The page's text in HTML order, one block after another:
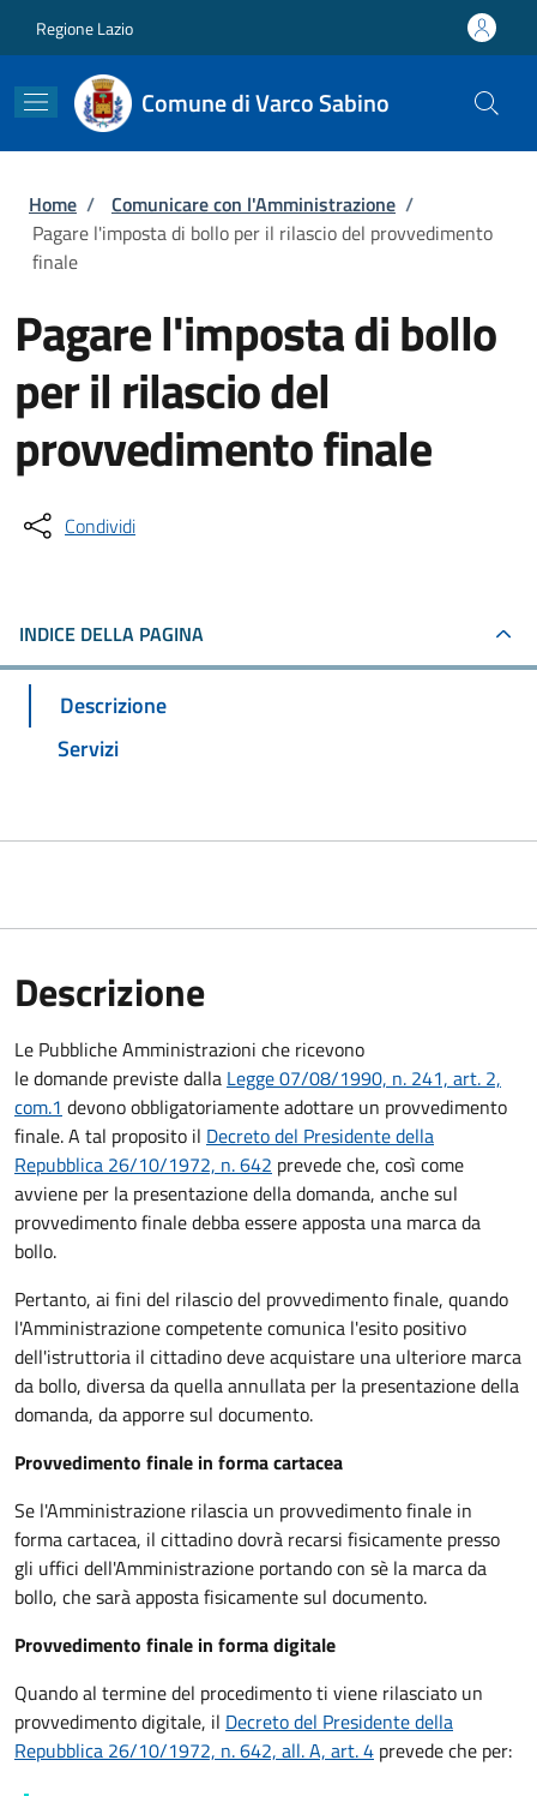
Regione Lazio
Comune di Varco Sabino
Briciole di pane
Home / Comunicare con l'Amministrazione /
Pagare l'imposta di bollo per il rilascio del provvedimento
finale
Pagare l'imposta di bollo
per il rilascio del
provvedimento finale
Condividi
INDICE DELLA PAGINA
Descrizione
Servizi
Descrizione
Le Pubbliche Amministrazioni che ricevono
le domande previste dalla Legge 07/08/1990, n. 241, art. 2,
com.1 devono obbligatoriamente adottare un provvedimento
finale. A tal proposito il Decreto del Presidente della
Repubblica 26/10/1972, n. 642 prevede che, così come
avviene per la presentazione della domanda, anche sul
provvedimento finale debba essere apposta una marca da
bollo.
Pertanto, ai fini del rilascio del provvedimento finale, quando
l'Amministrazione competente comunica l'esito positivo
dell'istruttoria il cittadino deve acquistare una ulteriore marca
da bollo, diversa da quella annullata per la presentazione della
domanda, da apporre sul documento.
Provvedimento finale in forma cartacea
Se l'Amministrazione rilascia un provvedimento finale in
forma cartacea, il cittadino dovrà recarsi fisicamente presso
gli uffici dell'Amministrazione portando con sè la marca da
bollo, che sarà apposta fisicamente sul documento.
Provvedimento finale in forma digitale
Quando al termine del procedimento ti viene rilasciato un
provvedimento digitale, il Decreto del Presidente della
Repubblica 26/10/1972, n. 642, all. A, art. 4 prevede che per: